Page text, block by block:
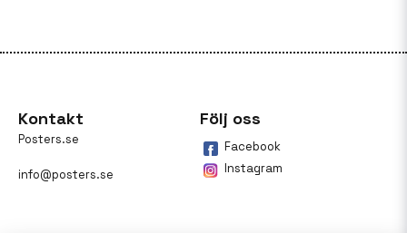
Kontakt
Posters.se
info@posters.se
Följ oss
Facebook
Instagram